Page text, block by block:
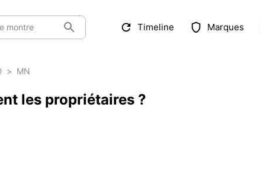
montre Timeline Marques
> MN
les propriétaires ?